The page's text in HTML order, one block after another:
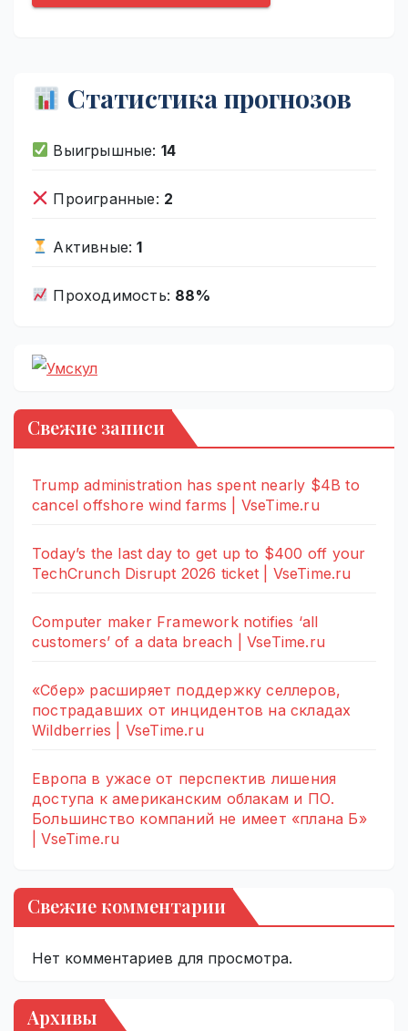
Статистика прогнозов
Выигрышные: 14
Проигранные: 2
Активные:1
Проходимость: 88%
Свежие записи
Trump administration has spent nearly $4B to
cancel offshore wind farms | VseTime.ru
Today’s the last day to get up to $400 off your
TechCrunch Disrupt 2026 ticket | VseTime.ru
Computer maker Framework notifies ‘all
customers’ of a data breach | VseTime.ru
«Сбер» расширяет поддержку селлеров,
пострадавших от инцидентов на складах
Wildberries | VseTime.ru
Европа в ужасе от перспектив лишения
доступа к американским облакам и ПО.
Большинство компаний не имеет «плана Б»
| VseTime.ru
Свежие комментарии
Нет комментариев для просмотра.
Архивы